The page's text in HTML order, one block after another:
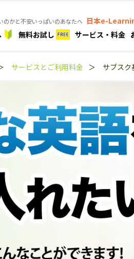
のかと不安いっぱいのあなたへ 日本e-
無料お試し サービス・料金
サービスとご利用料金 ＞ サブスク